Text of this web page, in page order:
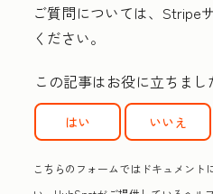
ご質問については、Stripe
ください。
この記事はお役に立ちまし
はい いいえ
こちらのフォームではドキュメント